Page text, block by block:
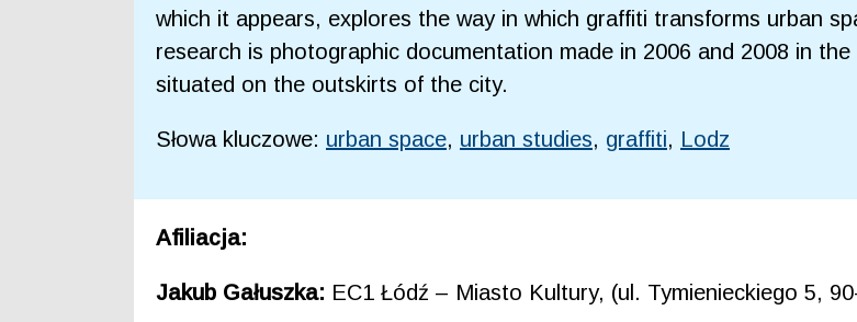
which it appears, explores the way in which graffiti transforms urban
research is photographic documentation made in 2006 and 2008 in
situated on the outskirts of the city.
Słowa kluczowe: urban space, urban studies, graffiti, Lodz
Afiliacja:
Jakub Gałuszka: EC1 Łódź – Miasto Kultury, (ul. Tymienieckiego 5,